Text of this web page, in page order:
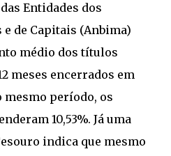
Entidades dos
de Capitais (Anbima)
médio dos títulos
meses encerrados em
mesmo período, os
10,53%. Já uma
indica que mesmo